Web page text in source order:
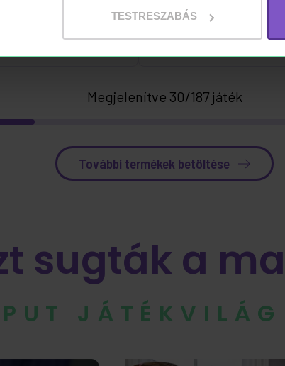
TESTRESZABÁS
12 490 Ft
Megjelenítve 30/187 játék
További termékek betöltése
sugták a
JÁTÉKVILÁG